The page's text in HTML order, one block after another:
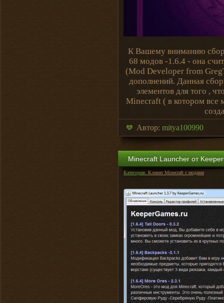
К Вашему вниманию
68 модов -1.6.4 - она
(Mod Developer from
дополнений. Данная
элементов для того ,
Minecraft ( в котором все
Автор: mitya100990
Minecraft Launcher от
Категория: Клиент Minecraft с модами